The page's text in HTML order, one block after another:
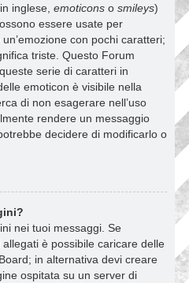
inglese, emoticons o smileys)
essere usate per
con pochi caratteri;
triste. Questo Forum
serie di caratteri in
emoticon è visibile nella
di non esagerare nell’uso
rendere un messaggio
decidere di modificarlo o
nei tuoi messaggi. Se
è possibile caricare delle
in alternativa devi creare
ospitata su un server di